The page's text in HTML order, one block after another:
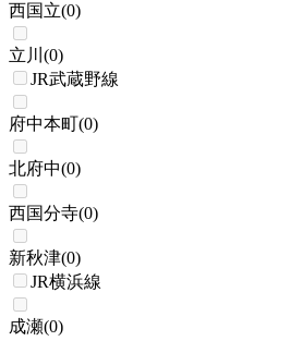
西国立(0)
立川 (0)
JR武蔵野線
府中本町(0)
北府中(0)
西国分寺(0)
新秋津(0)
JR横浜線
成瀬(0)